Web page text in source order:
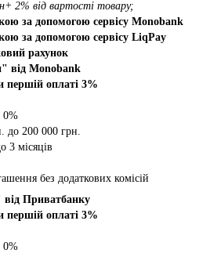
2% від вартості товару;
за допомогою сервісу Monobank
за допомогою сервісу LiqPay
рахунок
від Monobank
першій оплаті 3%
0%
до 200 000 грн.
3 місяців
без додаткових комісій
Приватбанку
першій оплаті 3%
0%